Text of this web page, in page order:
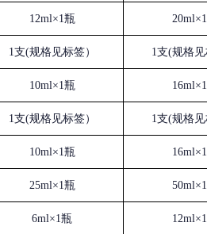
12ml×1瓶
1支(规格见标签） 1支(规格见
10ml×1瓶
1支(规格见标签） 1支(规格见
10ml×1瓶
25ml×1瓶
6ml×1瓶